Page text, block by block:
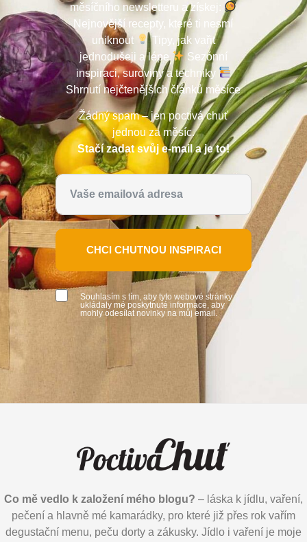
měsíčního newsletteru a získej:
Nejnovější recepty, které ti nesmí
uniknout
Tipy, jak vařit
jednodušeji a lépe
Sezónní
inspiraci, suroviny a techniky
Shrnutí nejčtenějších článků měsíce
Žádný spam – jen poctivá chuť
jednou za měsíc.
Stačí zadat svůj e-mail a je to!
CHCI CHUTNOU INSPIRACI
Souhlasím s tím, aby tyto webové stránky
ukládaly mé poskytnuté informace, aby
mohly odesílat novinky na můj email.
Co mě vedlo k založení mého blogu? – láska k jídlu, vaření,
pečení a hlavně mé kamarádky, pro které již přes rok vařím
degustační menu, peču dorty a zákusky. Jídlo i vaření je moje